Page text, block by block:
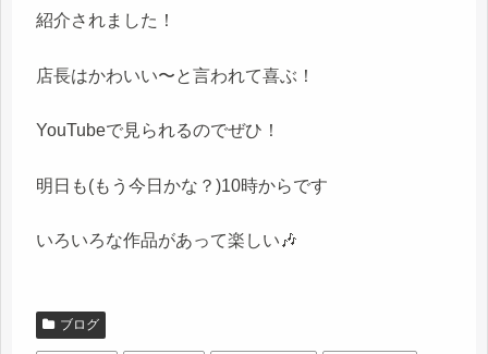
紹介されました！
店長はかわいい〜と言われて喜ぶ！
YouTubeで見られるのでぜひ！
明日も(もう今日かな？)10時からです
いろいろな作品があって楽しい🎶
ブログ